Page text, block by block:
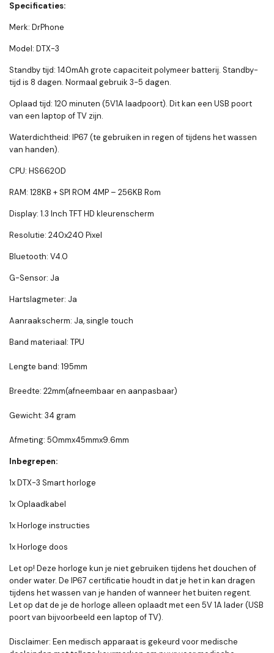
Specificaties:
Merk: DrPhone
Model: DTX-3
Standby tijd: 140mAh grote capaciteit polymeer batterij. Standby-
tijd is 8 dagen. Normaal gebruik 3-5 dagen.
Oplaad tijd: 120 minuten (5V1A laadpoort). Dit kan een USB poort
van een laptop of TV zijn.
Waterdichtheid: IP67 (te gebruiken in regen of tijdens het wassen
van handen).
CPU: HS6620D
RAM: 128KB + SPI ROM 4MP – 256KB Rom
Display: 1.3 Inch TFT HD kleurenscherm
Resolutie: 240x240 Pixel
Bluetooth: V4.0
G-Sensor: Ja
Hartslagmeter: Ja
Aanraakscherm: Ja, single touch
Band materiaal: TPU
Lengte band: 195mm
Breedte: 22mm(afneembaar en aanpasbaar)
Gewicht: 34 gram
Afmeting: 50mmx45mmx9.6mm
Inbegrepen:
1x DTX-3 Smart horloge
1x Oplaadkabel
1x Horloge instructies
1x Horloge doos
Let op! Deze horloge kun je niet gebruiken tijdens het douchen of
onder water. De IP67 certificatie houdt in dat je het in kan dragen
tijdens het wassen van je handen of wanneer het buiten regent.
Let op dat de je de horloge alleen oplaadt met een 5V 1A lader (USB
poort van bijvoorbeeld een laptop of TV).
Disclaimer: Een medisch apparaat is gekeurd voor medische